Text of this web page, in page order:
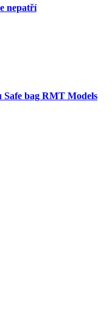
nepatří
Safe bag RMT Models